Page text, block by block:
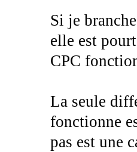
Si je
elle est
CPC
La seule
fonctionne
pas est une